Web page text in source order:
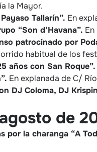
la Mayor.
Tallarín”. En
“Son d’Havana”. En
patrocinado por
habitual de los
años con San Roque”.
En explanada de C/
DJ Coloma, DJ
de
por la charanga “A